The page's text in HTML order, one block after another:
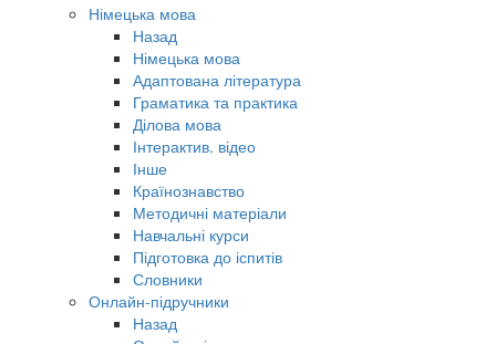
Німецька мова
Назад
Німецька мова
Адаптована література
Граматика та практика
Ділова мова
Інтерактив. відео
Інше
Країнознавство
Методичні матеріали
Навчальні курси
Підготовка до іспитів
Словники
Онлайн-підручники
Назад